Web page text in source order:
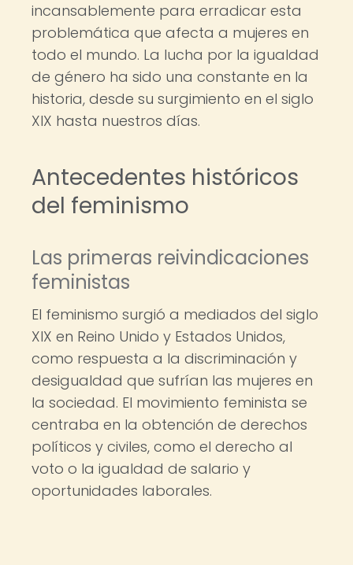
incansablemente para erradicar esta
problemática que afecta a mujeres en
todo el mundo. La lucha por la igualdad
de género ha sido una constante en la
historia, desde su surgimiento en el siglo
XIX hasta nuestros días.
Antecedentes históricos
del feminismo
Las primeras reivindicaciones
feministas
El feminismo surgió a mediados del siglo
XIX en Reino Unido y Estados Unidos,
como respuesta a la discriminación y
desigualdad que sufrían las mujeres en
la sociedad. El movimiento feminista se
centraba en la obtención de derechos
políticos y civiles, como el derecho al
voto o la igualdad de salario y
oportunidades laborales.